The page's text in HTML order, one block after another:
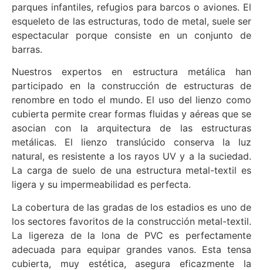
parques infantiles, refugios para barcos o aviones. El
esqueleto de las estructuras, todo de metal, suele ser
espectacular porque consiste en un conjunto de
barras.
Nuestros expertos en estructura metálica han
participado en la construcción de estructuras de
renombre en todo el mundo. El uso del lienzo como
cubierta permite crear formas fluidas y aéreas que se
asocian con la arquitectura de las estructuras
metálicas. El lienzo translúcido conserva la luz
natural, es resistente a los rayos UV y a la suciedad.
La carga de suelo de una estructura metal-textil es
ligera y su impermeabilidad es perfecta.
La cobertura de las gradas de los estadios es uno de
los sectores favoritos de la construcción metal-textil.
La ligereza de la lona de PVC es perfectamente
adecuada para equipar grandes vanos. Esta tensa
cubierta, muy estética, asegura eficazmente la